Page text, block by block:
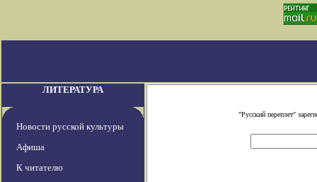
ЛИТЕРАТУРА
Новости русской культуры
Афиша
К читателю
"Русский переплет"